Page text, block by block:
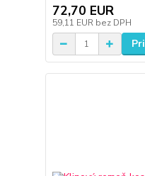
72,70 EUR
59,11 EUR bez DPH